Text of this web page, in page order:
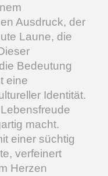
Ausdruck, der
Laune, die
Bedeutung
eine
Identität.
macht.
einer süchtig
verfeinert
Herzen